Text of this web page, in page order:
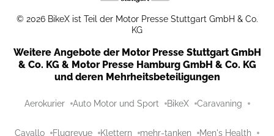
© 2026 BikeX ist Teil der Motor Presse Stuttgart GmbH & Co.
KG
Weitere Angebote der Motor Presse Stuttgart GmbH
& Co. KG & Motor Presse Hamburg GmbH & Co. KG
und deren Mehrheitsbeteiligungen
Aerokurier Auto Motor und Sport BikeX Caravaning
Cavallo Flugrevue Klettern mehr-tanken Men's Health